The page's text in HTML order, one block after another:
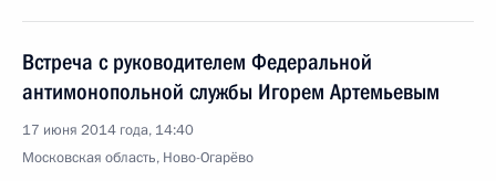
Встреча с руководителем Федеральной
антимонопольной службы Игорем Артемьевым
17 июня 2014 года, 14:40
Московская область, Ново-Огарёво